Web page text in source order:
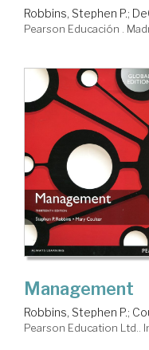
Robbins, Stephen P.;
Pearson Educación .
Management
Robbins, Stephen P.;
Pearson Education Ltd..